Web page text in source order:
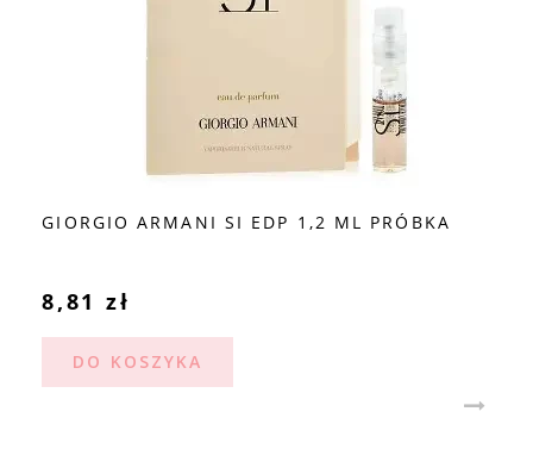
GIORGIO ARMANI SI EDP 1,2 ML PRÓBKA
8,81 zł
DO KOSZYKA